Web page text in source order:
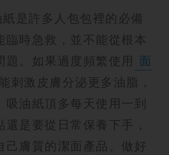
紙是許多人包包裡的必備
臨時急救，並不能從根本
題。如果過度頻繁使用 面
刺激皮膚分泌更多油脂，
吸油紙頂多每天使用一到
是要從日常保養下手，
己膚質的潔面產品、做好